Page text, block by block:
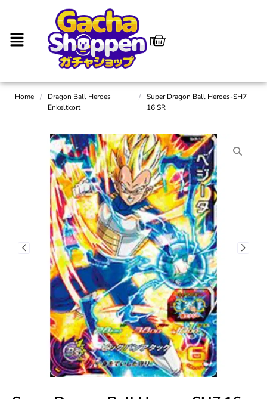
Home /
Dragon Ball Heroes
Enkeltkort
/
Super Dragon Ball Heroes-SH7
16 SR